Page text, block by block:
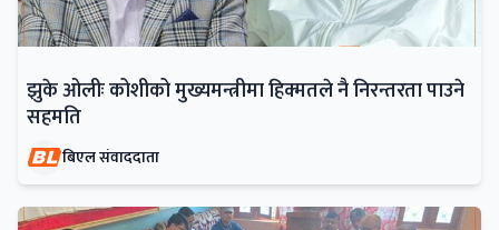
झुके ओलीः कोशीको मुख्यमन्त्रीमा हिक्मतले नै निरन्तरता पाउने
सहमति
बिएल संवाददाता